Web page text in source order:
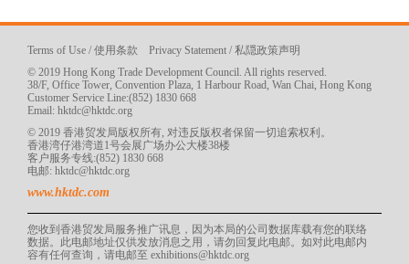
Terms of Use / 使用条款 Privacy Statement / 私隠政策声明
© 2019 Hong Kong Trade Development Council. All rights reserved.
38/F, Office Tower, Convention Plaza, 1 Harbour Road, Wan Chai, Hong Kong
Customer Service Line:(852) 1830 668
Email: hktdc@hktdc.org
© 2019 香港贸发局版权所有, 对违反版权者保留一切追索权利。
香港湾仔港湾道1号会展广场办公大楼38楼
客户服务专线:(852) 1830 668
电邮: hktdc@hktdc.org
www.hktdc.com
您收到香港贸发局服务推广讯息，因为本局的公司数据库载有您的联络
数据。此电邮地址仅供发放消息之用，请勿回复此电邮。如对此电邮内
容有任何查询，请电邮至 exhibitions@hktdc.org